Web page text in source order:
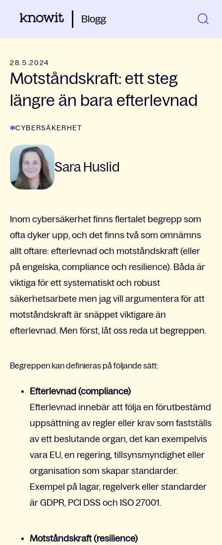
Blogg
28.5.2024
Motståndskraft: ett steg
längre än bara efterlevnad
CYBERSÄKERHET
Sara Huslid
Inom cybersäkerhet finns flertalet begrepp som
ofta dyker upp, och det finns två som omnämns
allt oftare: efterlevnad och motståndskraft (eller
på engelska, compliance och resilience). Båda är
viktiga för ett systematiskt och robust
säkerhetsarbete men jag vill argumentera för att
motståndskraft är snäppet viktigare än
efterlevnad. Men först, låt oss reda ut begreppen.
Begreppen kan definieras på följande sätt:
Efterlevnad (compliance)
Efterlevnad innebär att följa en förutbestämd
uppsättning av regler eller krav som fastställs
av ett beslutande organ, det kan exempelvis
vara EU, en regering, tillsynsmyndighet eller
organisation som skapar standarder.
Exempel på lagar, regelverk eller standarder
är GDPR, PCI DSS och ISO 27001.
Motståndskraft (resilience)